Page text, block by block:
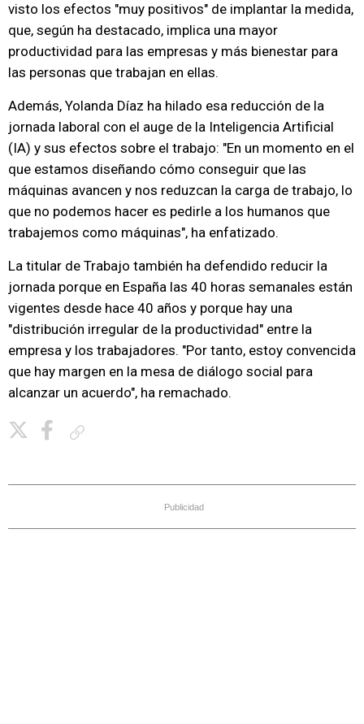
visto los efectos "muy positivos" de implantar la medida,
que, según ha destacado, implica una mayor
productividad para las empresas y más bienestar para
las personas que trabajan en ellas.
Además, Yolanda Díaz ha hilado esa reducción de la
jornada laboral con el auge de la Inteligencia Artificial
(IA) y sus efectos sobre el trabajo: "En un momento en el
que estamos diseñando cómo conseguir que las
máquinas avancen y nos reduzcan la carga de trabajo, lo
que no podemos hacer es pedirle a los humanos que
trabajemos como máquinas", ha enfatizado.
La titular de Trabajo también ha defendido reducir la
jornada porque en España las 40 horas semanales están
vigentes desde hace 40 años y porque hay una
"distribución irregular de la productividad" entre la
empresa y los trabajadores. "Por tanto, estoy convencida
que hay margen en la mesa de diálogo social para
alcanzar un acuerdo", ha remachado.
Publicidad